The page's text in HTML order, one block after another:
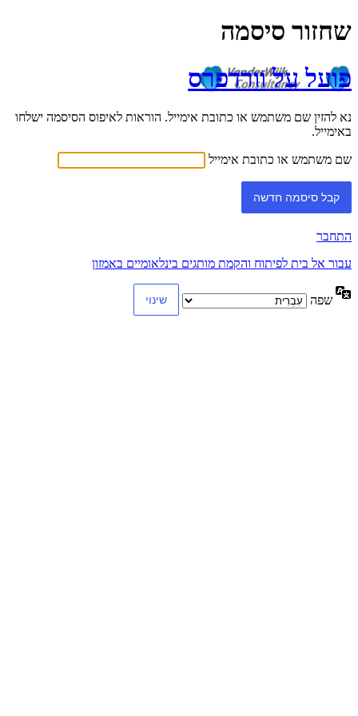
שחזור סיסמה
פועל על וורדפרס
נא להזין שם משתמש או כתובת אימייל. הוראות לאיפוס הסיסמה ישלחו
באימייל.
שם משתמש או כתובת אימייל
התחבר
עבור אל בית לפיתוח והקמת מותגים בינלאומיים באמזון
שפה